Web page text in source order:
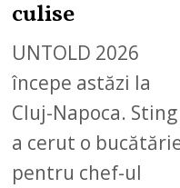
culise
UNTOLD 2026
începe astăzi la
Cluj-Napoca. Sting
a cerut o
pentru chef-ul